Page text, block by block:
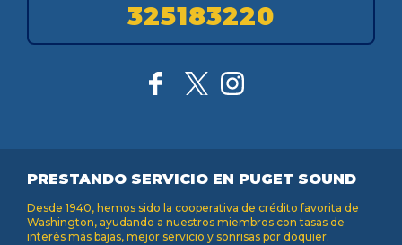
325183220
PRESTANDO SERVICIO EN PUGET SOUND
Desde 1940, hemos sido la cooperativa de crédito favorita de
Washington, ayudando a nuestros miembros con tasas de
interés más bajas, mejor servicio y sonrisas por doquier.